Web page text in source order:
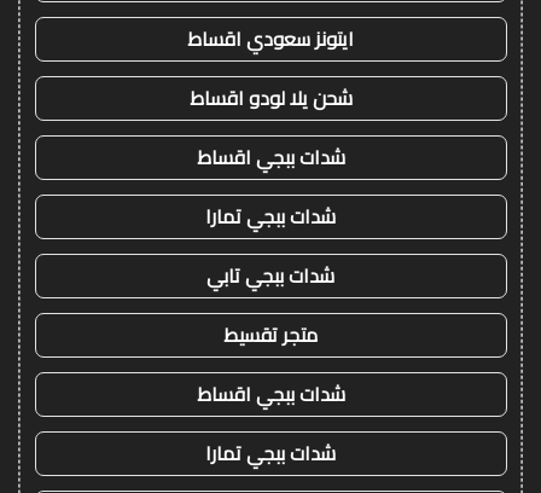
ايتونز سعودي اقساط
شحن يلا لودو اقساط
شدات ببجي اقساط
شدات ببجي تمارا
شدات ببجي تابي
متجر تقسيط
شدات ببجي اقساط
شدات ببجي تمارا